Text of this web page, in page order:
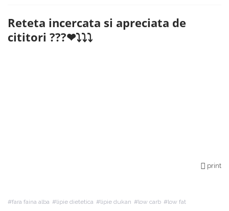
Reteta incercata si apreciata de
cititori ???❤⤵⤵⤵
print
fara faina alba lipie dietetica lipie dukan low carb
low fat